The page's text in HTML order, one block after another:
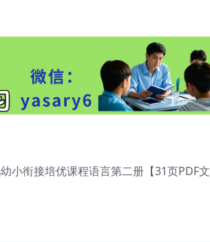
小衔接培优课程语言第二册【31页PDF文